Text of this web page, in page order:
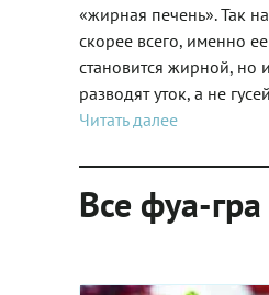
«жирная печень». Так
скорее всего, именно
становится жирной, но
разводят уток, а не
Читать далее
Все фуа-гра